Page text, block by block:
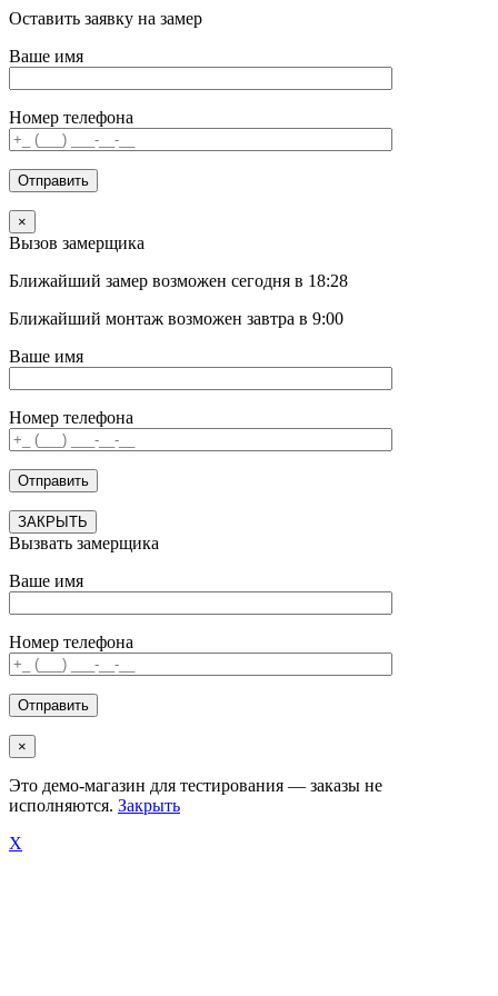
Оставить заявку на замер
Ваше имя
Номер телефона
×
Вызов замерщика
Ближайший замер возможен сегодня в 18:28
Ближайший монтаж возможен завтра в 9:00
Ваше имя
Номер телефона
ЗАКРЫТЬ
Вызвать замерщика
Ваше имя
Номер телефона
×
Это демо-магазин для тестирования — заказы не
исполняются. Закрыть
X